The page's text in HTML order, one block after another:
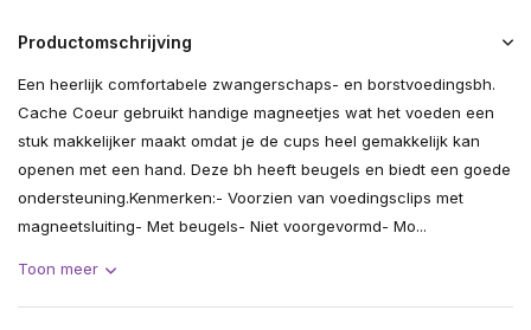
Productomschrijving
Een heerlijk comfortabele zwangerschaps- en borstvoedingsbh.
Cache Coeur gebruikt handige magneetjes wat het voeden een
stuk makkelijker maakt omdat je de cups heel gemakkelijk kan
openen met een hand. Deze bh heeft beugels en biedt een goede
ondersteuning.Kenmerken:- Voorzien van voedingsclips met
magneetsluiting- Met beugels- Niet voorgevormd- Mo...
Toon meer